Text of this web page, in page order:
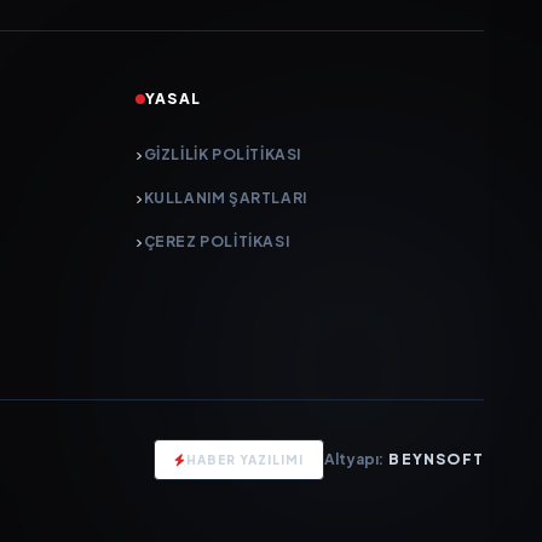
YASAL
GIZLILIK POLITIKASI
KULLANIM ŞARTLARI
ÇEREZ POLITIKASI
HABER YAZILIMI Altyapı: BEYNSOFT